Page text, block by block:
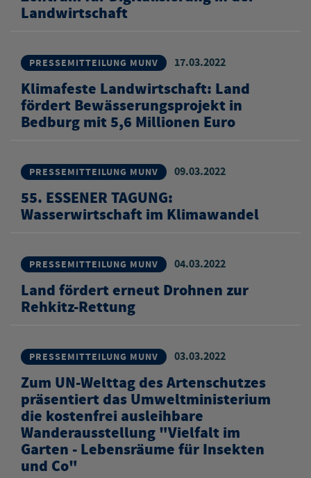
Landwirtschaft
PRESSEMITTEILUNG MUNV 17.03.2022
Klimafeste Landwirtschaft: Land
fördert Bewässerungsprojekt in
Bedburg mit 5,6 Millionen Euro
PRESSEMITTEILUNG MUNV 09.03.2022
55. ESSENER TAGUNG:
Wasserwirtschaft im Klimawandel
PRESSEMITTEILUNG MUNV 04.03.2022
Land fördert erneut Drohnen zur
Rehkitz-Rettung
PRESSEMITTEILUNG MUNV 03.03.2022
Zum UN-Welttag des Artenschutzes
präsentiert das Umweltministerium
die kostenfrei ausleihbare
Wanderausstellung "Vielfalt im
Garten - Lebensräume für Insekten
und Co"